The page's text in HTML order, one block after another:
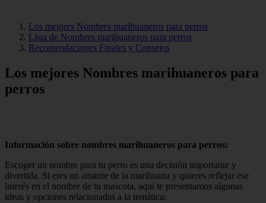
Los mejores Nombres marihuaneros para perros
Lista de Nombres marihuaneros para perros
Recomendaciones Finales y Consejos
Los mejores Nombres marihuaneros para
perros
Información sobre nombres marihuaneros para perros:
Escoger un nombre para tu perro es una decisión importante y
divertida. Si eres un amante de la marihuana y quieres reflejar ese
interés en el nombre de tu mascota, aquí te presentamos algunas
ideas y opciones relacionadas a la temática: